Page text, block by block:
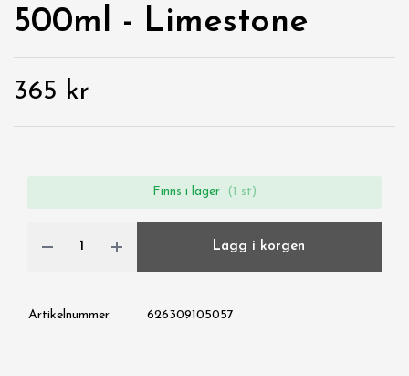
500ml - Limestone
365 kr
Finns i lager (1 st)
Lägg i korgen
Artikelnummer 626309105057